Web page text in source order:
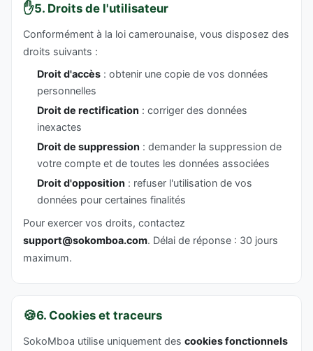
✋5. Droits de l'utilisateur
Conformément à la loi camerounaise, vous disposez des
droits suivants :
Droit d'accès : obtenir une copie de vos données
personnelles
Droit de rectification : corriger des données
inexactes
Droit de suppression : demander la suppression de
votre compte et de toutes les données associées
Droit d'opposition : refuser l'utilisation de vos
données pour certaines finalités
Pour exercer vos droits, contactez
support@sokomboa.com. Délai de réponse : 30 jours
maximum.
🍪6. Cookies et traceurs
SokoMboa utilise uniquement des cookies fonctionnels